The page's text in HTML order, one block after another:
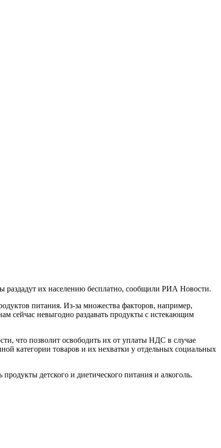
раздадут их населению бесплатно, сообщили РИА Новости.
питания. Из-за множества факторов, например,
сейчас невыгодно раздавать продукты с истекающим
что позволит освободить их от уплаты НДС в случае
категории товаров и их нехватки у отдельных социальных
детского и диетического питания и алкоголь.